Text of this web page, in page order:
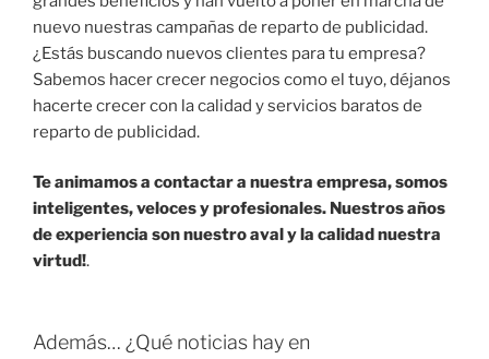
nuevo nuestras campañas de reparto de publicidad.
¿Estás buscando nuevos clientes para tu empresa?
Sabemos hacer crecer negocios como el tuyo, déjanos
hacerte crecer con la calidad y servicios baratos de
reparto de publicidad.
Te animamos a contactar a nuestra empresa, somos
inteligentes, veloces y profesionales. Nuestros años
de experiencia son nuestro aval y la calidad nuestra
virtud!.
Además… ¿Qué noticias hay en